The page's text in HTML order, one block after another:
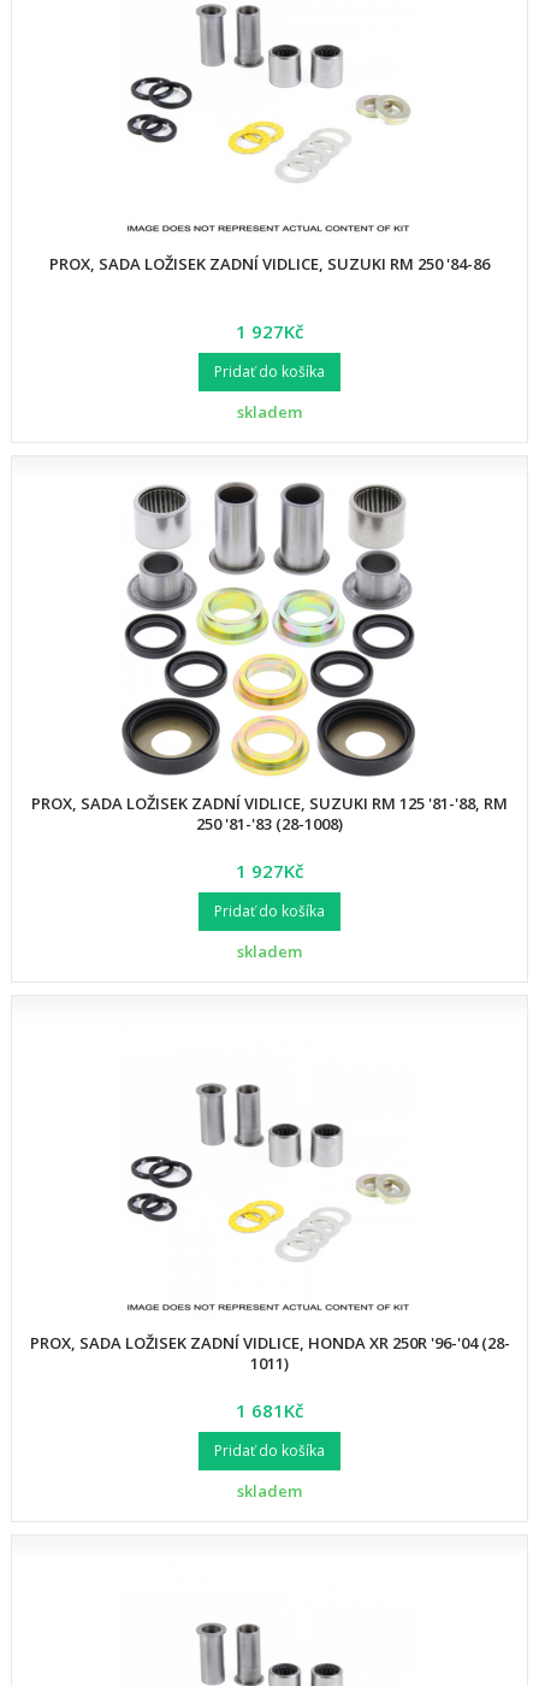
PROX, SADA LOŽISEK ZADNÍ VIDLICE, SUZUKI RM 250 '84-86
1 927Kč
Pridať do košíka
skladem
PROX, SADA LOŽISEK ZADNÍ VIDLICE, SUZUKI RM 125 '81-'88, RM
250 '81-'83 (28-1008)
1 927Kč
Pridať do košíka
skladem
PROX, SADA LOŽISEK ZADNÍ VIDLICE, HONDA XR 250R '96-'04 (28-
1011)
1 681Kč
Pridať do košíka
skladem